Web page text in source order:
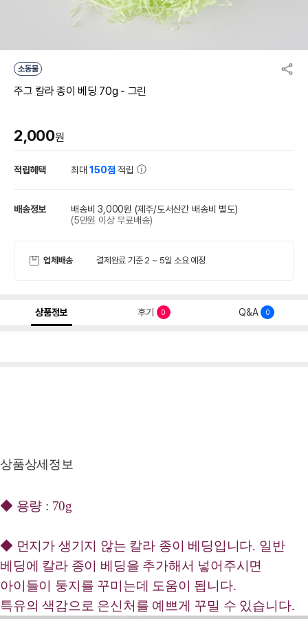
소동물
주그 칼라 종이 베딩 70g - 그린
2,000원
적립혜택 최대150점 적립
배송정보 배송비 3,000원 (제주/도서산간 배송비 별도)
(5만원 이상 무료배송)
업체배송 결제완료 기준 2 ~ 5일 소요 예정
상품정보 후기 0 Q&A 0
상품상세정보
◆ 용량 : 70g
◆ 먼지가 생기지 않는 칼라 종이 베딩입니다. 일반
베딩에 칼라 종이 베딩을 추가해서 넣어주시면
아이들이 둥지를 꾸미는데 도움이 됩니다.
특유의 색감으로 은신처를 예쁘게 꾸밀 수 있습니다.